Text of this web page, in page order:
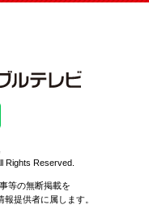
Rights Reserved.
等の無断掲載を
提供者に属します。